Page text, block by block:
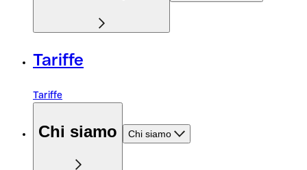
Tariffe
Tariffe
Chi siamo Chi siamo